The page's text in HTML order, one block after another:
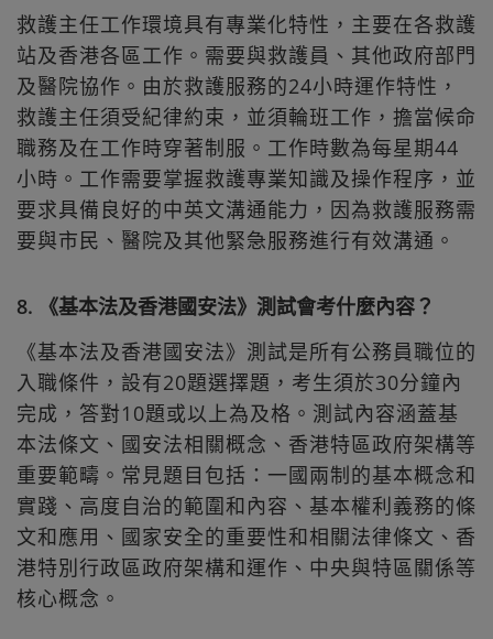
救護主任工作環境具有專業化特性，主要在各救護
站及香港各區工作。需要與救護員、其他政府部門
及醫院協作。由於救護服務的24小時運作特性，
救護主任須受紀律約束，並須輪班工作，擔當候命
職務及在工作時穿著制服。工作時數為每星期44
小時。工作需要掌握救護專業知識及操作程序，並
要求具備良好的中英文溝通能力，因為救護服務需
要與市民、醫院及其他緊急服務進行有效溝通。
8. 《基本法及香港國安法》測試會考什麼內容？
《基本法及香港國安法》測試是所有公務員職位的
入職條件，設有20題選擇題，考生須於30分鐘內
完成，答對10題或以上為及格。測試內容涵蓋基
本法條文、國安法相關概念、香港特區政府架構等
重要範疇。常見題目包括：一國兩制的基本概念和
實踐、高度自治的範圍和內容、基本權利義務的條
文和應用、國家安全的重要性和相關法律條文、香
港特別行政區政府架構和運作、中央與特區關係等
核心概念。